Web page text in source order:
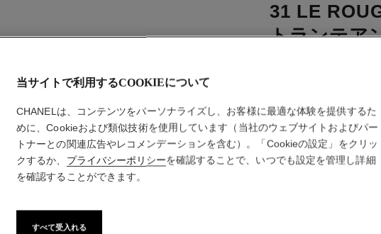
ル) - デフォルトのビュー
31 LE
トランテア
リップスティック（マ
詳細
品番 173842
¥ 13,200
当サイトで利用するCOOKIEについて
CHANELは、コンテンツをパーソナライズし、お客様に最適な体験を提供するた
めに、Cookieおよび類似技術を使用しています（当社のウェブサイトおよびパー
トナーとの関連広告やレコメンデーションを含む）。「Cookieの設定」をクリッ
クするか、 プライバシーポリシーを確認することで、いつでも設定を管理し詳細
を確認することができます。
すべて受入れる